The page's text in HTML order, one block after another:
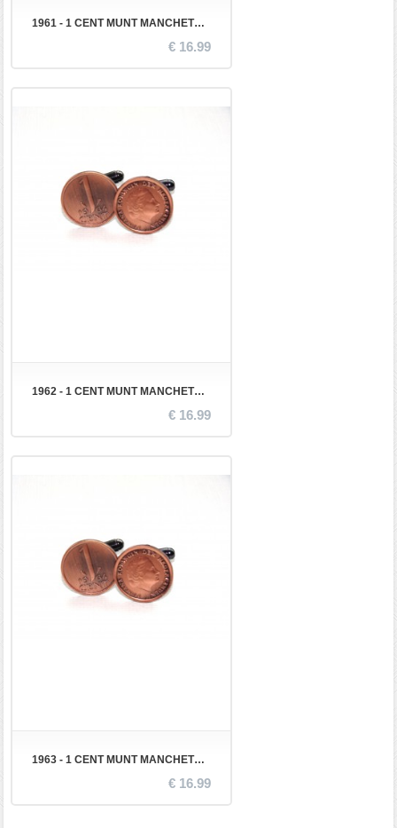
1961 - 1 CENT MUNT MANCHETKNOPEN
€ 16.99
1962 - 1 CENT MUNT MANCHETKNOPEN
€ 16.99
1963 - 1 CENT MUNT MANCHETKNOPEN
€ 16.99